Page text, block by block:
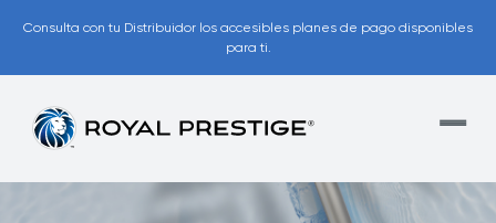
Consulta con tu Distribuidor los accesibles planes de pago disponibles
para ti.